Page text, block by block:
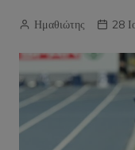
Ημαθιώτης 28